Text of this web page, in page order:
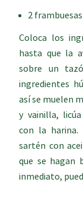
2 frambuesas
Coloca los
hasta que la
sobre un
ingredientes
así se muelen
y vainilla,
con la harina.
sartén con
que se hagan
inmediato,